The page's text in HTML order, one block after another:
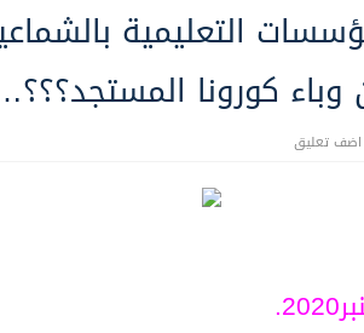
التعليمية
كورونا
اضف تعليق